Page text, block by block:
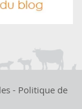
- Politique de